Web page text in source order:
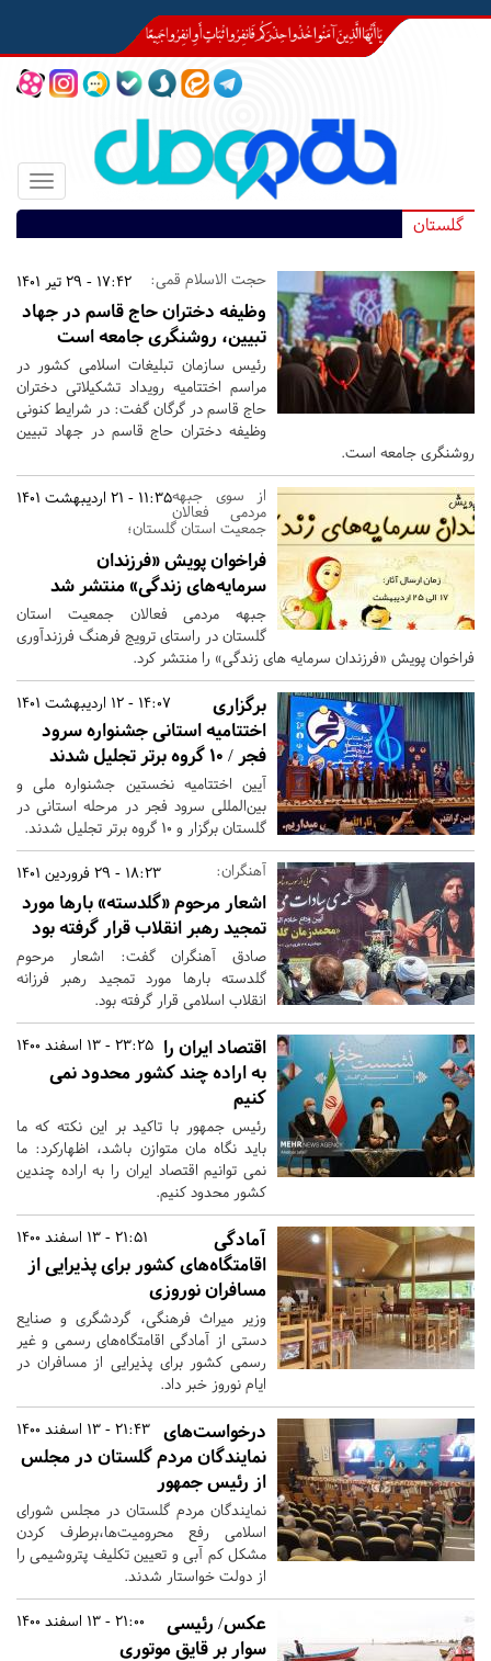
Toggle
گلستان
17:42 - 29 تیر 1401 حجت الاسلام قمی:
وظیفه دختران حاج قاسم در جهاد
تبیین، روشنگری جامعه است
رئیس سازمان تبلیغات اسلامی کشور در
مراسم اختتامیه رویداد تشکیلاتی دختران
حاج قاسم در گرگان گفت: در شرایط کنونی
وظیفه دختران حاج قاسم در جهاد تبیین
روشنگری جامعه است.
11:35 - 21 اردیبهشت 1401از سوی جبهه
مردمی فعالان
جمعیت استان گلستان؛
فراخوان پویش «فرزندان
سرمایه‌های زندگی» منتشر شد
جبهه مردمی فعالان جمعیت استان
گلستان در راستای ترویج فرهنگ فرزندآوری
فراخوان پویش «فرزندان سرمایه های زندگی» را منتشر کرد.
14:07 - 12 اردیبهشت 1401
برگزاری
اختتامیه استانی جشنواره سرود
فجر / ۱۰ گروه برتر تجلیل شدند
آیین اختتامیه نخستین جشنواره ملی و
بین‌المللی سرود فجر در مرحله استانی در
گلستان برگزار و 10 گروه برتر تجلیل شدند.
18:23 - 29 فروردین 1401 آهنگران:
اشعار مرحوم «گلدسته» بارها مورد
تمجید رهبر انقلاب قرار گرفته بود
صادق آهنگران گفت: اشعار مرحوم
گلدسته بارها مورد تمجید رهبر فرزانه
انقلاب اسلامی قرار گرفته بود.
23:25 - 13 اسفند 1400 اقتصاد ایران را
به اراده چند کشور محدود نمی
کنیم
رئیس جمهور با تاکید بر این نکته که ما
باید نگاه مان متوازن باشد، اظهارکرد: ما
نمی توانیم اقتصاد ایران را به اراده چندین
کشور محدود کنیم.
21:51 - 13 اسفند 1400
آمادگی
اقامتگاه‌های کشور برای پذیرایی از
مسافران نوروزی
وزیر میراث فرهنگی، گردشگری و صنایع
دستی از آمادگی اقامتگاه‌های رسمی و غیر
رسمی کشور برای پذیرایی از مسافران در
ایام نوروز خبر داد.
21:43 - 13 اسفند 1400
درخواست‌های
نمایندگان مردم گلستان در مجلس
از رئیس جمهور
نمایندگان مردم گلستان در مجلس شورای
اسلامی رفع محرومیت‌ها،برطرف کردن
مشکل کم آبی و تعیین تکلیف پتروشیمی را
از دولت خواستار شدند.
21:00 - 13 اسفند 1400
عکس/ رئیسی
سوار بر قایق موتوری